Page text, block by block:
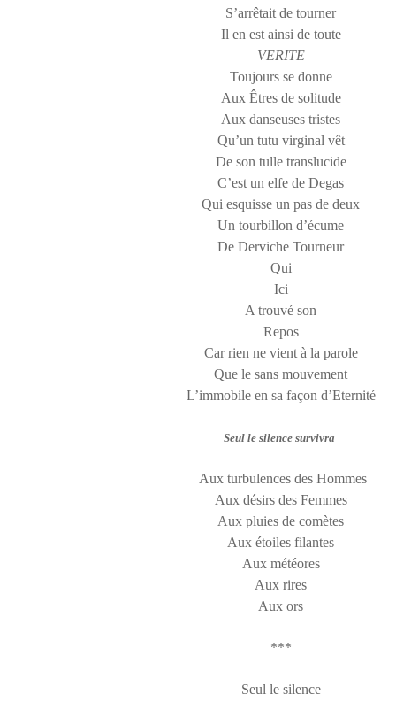
S’arrêtait de tourner
Il en est ainsi de toute
VERITE
Toujours se donne
Aux Êtres de solitude
Aux danseuses tristes
Qu’un tutu virginal vêt
De son tulle translucide
C’est un elfe de Degas
Qui esquisse un pas de deux
Un tourbillon d’écume
De Derviche Tourneur
Qui
Ici
A trouvé son
Repos
Car rien ne vient à la parole
Que le sans mouvement
L’immobile en sa façon d’Eternité
Seul le silence survivra
Aux turbulences des Hommes
Aux désirs des Femmes
Aux pluies de comètes
Aux étoiles filantes
Aux météores
Aux rires
Aux ors
***
Seul le silence